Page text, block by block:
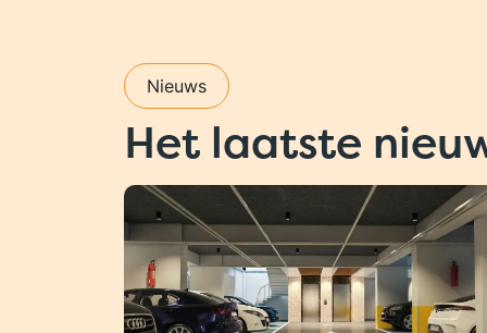
Nieuws
Het laatste